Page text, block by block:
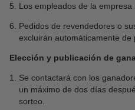
Los empleados de la
Pedidos de revendedores o
excluirán automáticamente de
Elección y publicación de
Se contactará con los
un máximo de dos días
sorteo.